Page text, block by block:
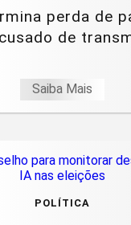
perda de
de
Saiba Mais
POLÍTICA